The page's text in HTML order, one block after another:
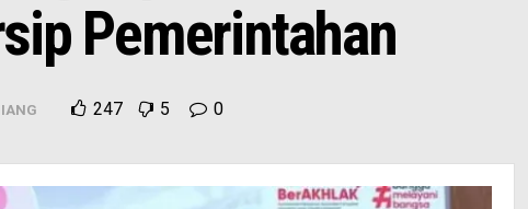
Pemerintahan
247 5 0